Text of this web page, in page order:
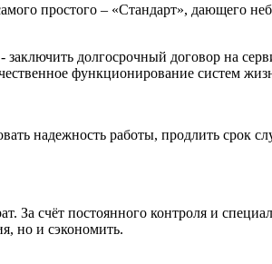
простого – «Стандарт», дающего
долгосрочный договор на
функционирование систем
надежность работы, продлить срок
За счёт постоянного контроля и
но и сэкономить.